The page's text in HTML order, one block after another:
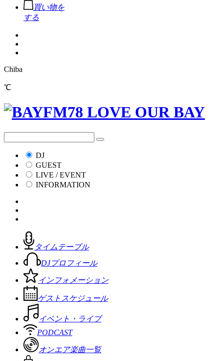
買い物を
する
Chiba
℃
DJ
GUEST
LIVE / EVENT
INFORMATION
タイムテーブル
DJプロフィール
インフォメーション
ゲストスケジュール
イベント・ライブ
PODCAST
オンエア楽曲一覧